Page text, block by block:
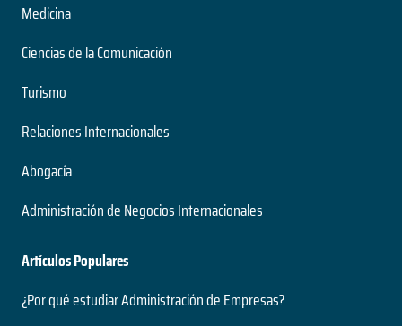
Medicina
Ciencias de la Comunicación
Turismo
Relaciones Internacionales
Abogacía
Administración de Negocios Internacionales
Artículos Populares
¿Por qué estudiar Administración de Empresas?